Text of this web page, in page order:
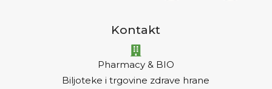
Kontakt
Pharmacy & BIO
Biljoteke i trgovine zdrave hrane